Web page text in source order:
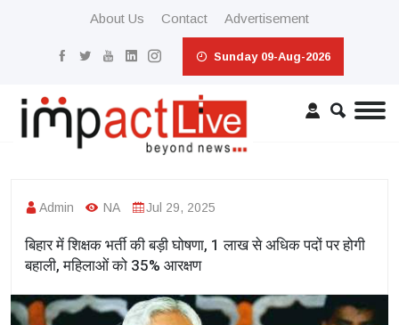
About Us Contact Advertisement
Sunday 09-Aug-2026
Admin NA Jul 29, 2025
बिहार में शिक्षक भर्ती की बड़ी घोषणा, 1 लाख से अधिक पदों पर होगी
बहाली, महिलाओं को 35% आरक्षण